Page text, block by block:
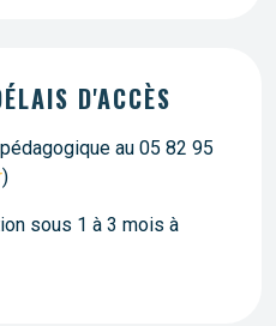
D'ACCÈS
au 05 82 95
)
sous 1 à 3 mois à